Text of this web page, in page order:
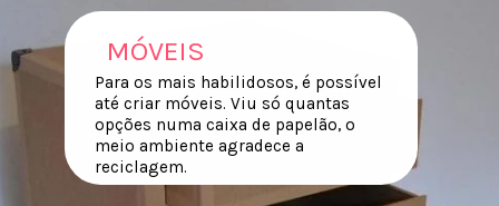
MÓVEIS
Para os mais habilidosos, é possível
até criar móveis. Viu só quantas
opções numa caixa de papelão, o
meio ambiente agradece a
reciclagem.